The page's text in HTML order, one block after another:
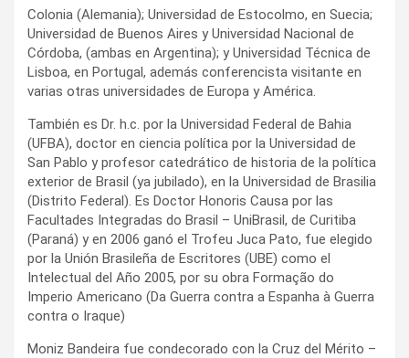
Colonia (Alemania); Universidad de Estocolmo, en Suecia;
Universidad de Buenos Aires y Universidad Nacional de
Córdoba, (ambas en Argentina); y Universidad Técnica de
Lisboa, en Portugal, además conferencista visitante en
varias otras universidades de Europa y América.
También es Dr. h.c. por la Universidad Federal de Bahia
(UFBA), doctor en ciencia política por la Universidad de
San Pablo y profesor catedrático de historia de la política
exterior de Brasil (ya jubilado), en la Universidad de Brasilia
(Distrito Federal). Es Doctor Honoris Causa por las
Facultades Integradas do Brasil – UniBrasil, de Curitiba
(Paraná) y en 2006 ganó el Trofeu Juca Pato, fue elegido
por la Unión Brasileña de Escritores (UBE) como el
Intelectual del Año 2005, por su obra Formação do
Imperio Americano (Da Guerra contra a Espanha à Guerra
contra o Iraque)
Moniz Bandeira fue condecorado con la Cruz del Mérito –